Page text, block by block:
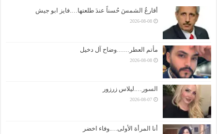
أقارعُ الشمسَ حُسناً عندَ طلعتها….فايز ابو جيش
2026-08-08
مأتم العطر……وضاح آل دخيل
2026-08-08
السور….ليلاس زرزور
2026-08-07
أنا المرأة الأولى….وفاء اخضر